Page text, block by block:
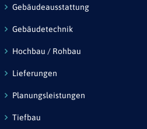
Gebäudeausstattung
Gebäudetechnik
Hochbau / Rohbau
Lieferungen
Planungsleistungen
Tiefbau